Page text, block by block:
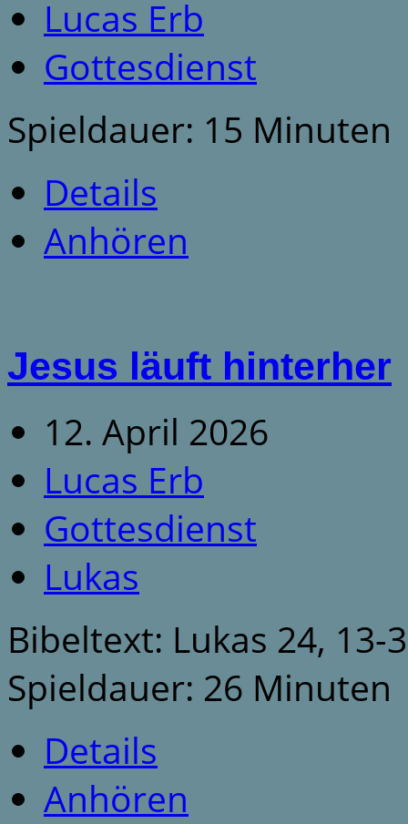
Lucas Erb
Gottesdienst
Spieldauer: 15 Minuten
Details
Anhören
Jesus läuft hinterher
12. April 2026
Lucas Erb
Gottesdienst
Lukas
Bibeltext: Lukas 24, 13-
Spieldauer: 26 Minuten
Details
Anhören